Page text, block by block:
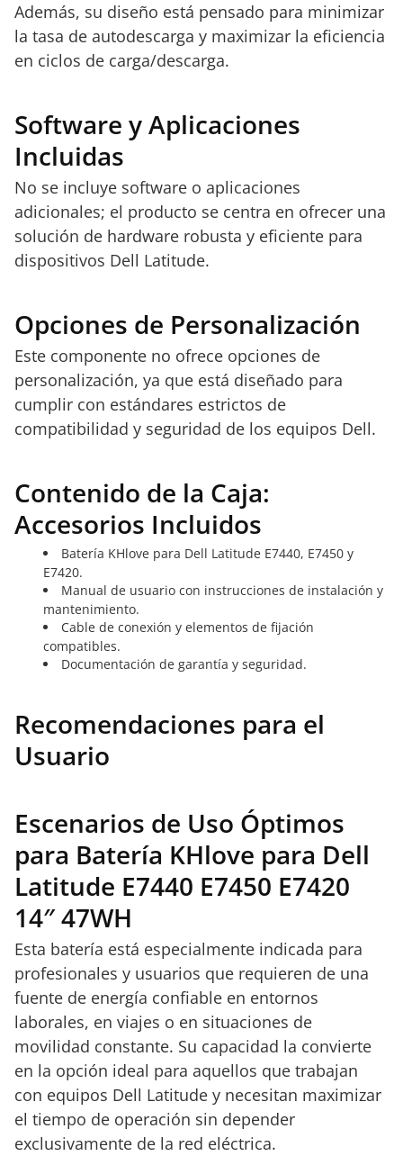
Además, su diseño está pensado para minimizar
la tasa de autodescarga y maximizar la eficiencia
en ciclos de carga/descarga.
Software y Aplicaciones
Incluidas
No se incluye software o aplicaciones
adicionales; el producto se centra en ofrecer una
solución de hardware robusta y eficiente para
dispositivos Dell Latitude.
Opciones de Personalización
Este componente no ofrece opciones de
personalización, ya que está diseñado para
cumplir con estándares estrictos de
compatibilidad y seguridad de los equipos Dell.
Contenido de la Caja:
Accesorios Incluidos
Batería KHlove para Dell Latitude E7440, E7450 y
E7420.
Manual de usuario con instrucciones de instalación y
mantenimiento.
Cable de conexión y elementos de fijación
compatibles.
Documentación de garantía y seguridad.
Recomendaciones para el
Usuario
Escenarios de Uso Óptimos
para Batería KHlove para Dell
Latitude E7440 E7450 E7420
14″ 47WH
Esta batería está especialmente indicada para
profesionales y usuarios que requieren de una
fuente de energía confiable en entornos
laborales, en viajes o en situaciones de
movilidad constante. Su capacidad la convierte
en la opción ideal para aquellos que trabajan
con equipos Dell Latitude y necesitan maximizar
el tiempo de operación sin depender
exclusivamente de la red eléctrica.